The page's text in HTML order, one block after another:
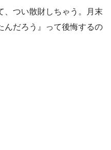
、つい散財しちゃう。月末
んだろう』って後悔するの